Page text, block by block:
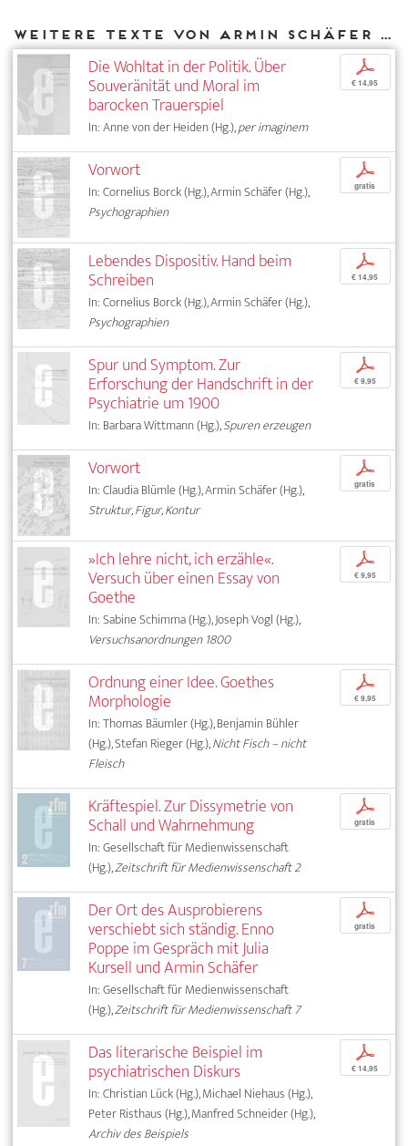
Weitere Texte von Armin Schäfer bei DIAPHANES
Die Wohltat in der Politik. Über
Souveränität und Moral im
barocken Trauerspiel
In: Anne von der Heiden (Hg.),per imaginem
p
€ 14,95
Vorwort
In: Cornelius Borck (Hg.), Armin Schäfer (Hg.),
Psychographien
p
gratis
Lebendes Dispositiv. Hand beim
Schreiben
In: Cornelius Borck (Hg.), Armin Schäfer (Hg.),
Psychographien
p
€ 14,95
Spur und Symptom. Zur
Erforschung der Handschrift in der
Psychiatrie um 1900
In: Barbara Wittmann (Hg.),Spuren erzeugen
p
€ 9,95
Vorwort
In: Claudia Blümle (Hg.), Armin Schäfer (Hg.),
Struktur, Figur, Kontur
p
gratis
»Ich lehre nicht, ich erzähle«.
Versuch über einen Essay von
Goethe
In: Sabine Schimma (Hg.), Joseph Vogl (Hg.),
Versuchsanordnungen 1800
p
€ 9,95
Ordnung einer Idee. Goethes
Morphologie
In: Thomas Bäumler (Hg.), Benjamin Bühler
(Hg.), Stefan Rieger (Hg.),Nicht Fisch – nicht
Fleisch
p
€ 9,95
Kräftespiel. Zur Dissymetrie von
Schall und Wahrnehmung
In: Gesellschaft für Medienwissenschaft
(Hg.),Zeitschrift für Medienwissenschaft 2
p
gratis
Der Ort des Ausprobierens
verschiebt sich ständig. Enno
Poppe im Gespräch mit Julia
Kursell und Armin Schäfer
In: Gesellschaft für Medienwissenschaft
(Hg.),Zeitschrift für Medienwissenschaft 7
p
gratis
Das literarische Beispiel im
psychiatrischen Diskurs
In: Christian Lück (Hg.), Michael Niehaus (Hg.),
Peter Risthaus (Hg.), Manfred Schneider (Hg.),
Archiv des Beispiels
p
€ 14,95